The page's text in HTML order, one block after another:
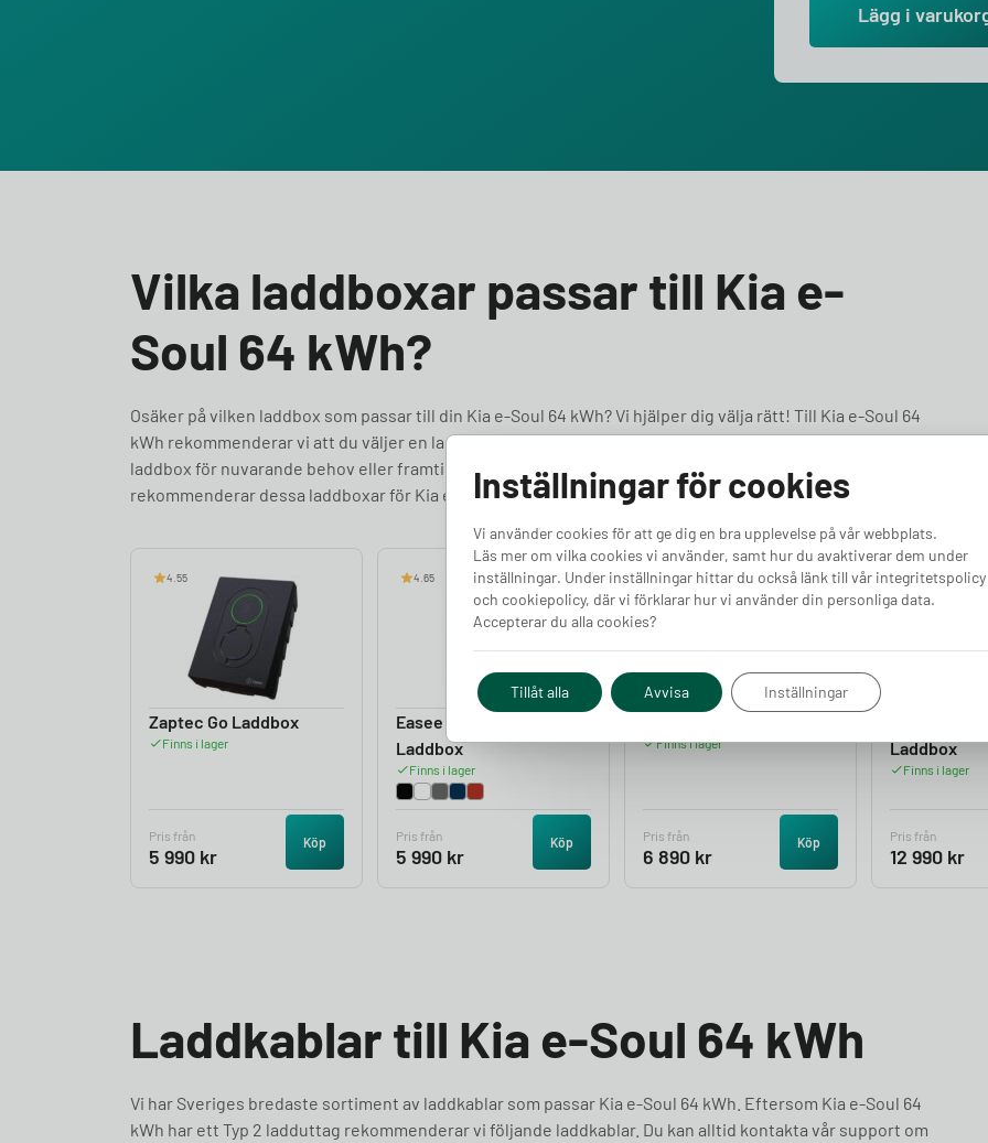
Lägg i
Vilka laddboxar passar till Kia e-
Soul 64 kWh?
Osäker på vilken laddbox som passar till din Kia e-Soul 64 kWh? Vi hjälper dig välja rätt! Till Kia e-Soul 64
kWh rekommenderar vi att du väljer en laddbox med minst 7,2 kW effekt. Oavsett om du vill ha en
laddbox för nuvarande behov eller framtidssäkra för en kraftfullare bil, har vi rätt alternativ för dig. Vi
rekommenderar dessa laddboxar för Kia e-Soul 64 kWh.
4.55
Zaptec Go Laddbox
Finns i lager
Pris från
5 990 kr
Köp
4.65
Easee Charge Up
Laddbox
Finns i lager
Pris från
5 990 kr
Köp
4.05
Finns i lager
Pris från
6 890 kr
Köp
4.50
Laddbox
Finns i lager
Pris från
12 990 kr
Laddkablar till Kia e-Soul 64 kWh
Vi har Sveriges bredaste sortiment av laddkablar som passar Kia e-Soul 64 kWh. Eftersom Kia e-Soul 64
kWh har ett Typ 2 ladduttag rekommenderar vi följande laddkablar. Du kan alltid kontakta vår support om
Inställningar för cookies
Vi använder cookies för att ge dig en bra upplevelse på vår webbplats.
Läs mer om vilka cookies vi använder, samt hur du avaktiverar dem under
inställningar. Under inställningar hittar du också länk till vår integritetspolicy
och cookiepolicy, där vi förklarar hur vi använder din personliga data.
Accepterar du alla cookies?
Tillåt alla Avvisa Inställningar